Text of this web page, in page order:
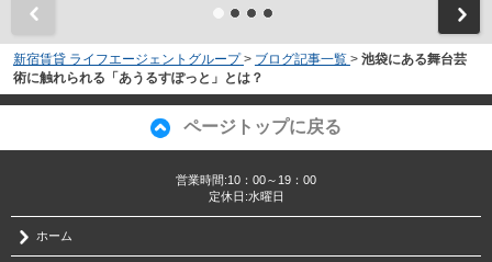
新宿賃貸 ライフエージェントグループ > ブログ記事一覧 > 池袋にある舞台芸
術に触れられる「あうるすぽっと」とは？
ページトップに戻る
営業時間:10：00～19：00
定休日:水曜日
ホーム